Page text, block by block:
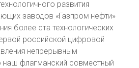
развития
заводов «Газпром нефти»
более ста технологических
российской цифровой
непрерывным
наш флагманский совместный